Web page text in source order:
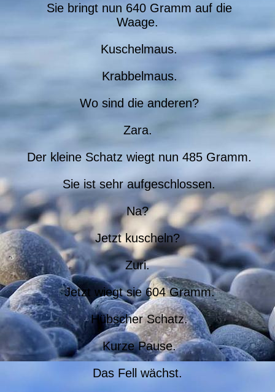
Sie bringt nun 640 Gramm auf die
Waage.
Kuschelmaus.
Krabbelmaus.
Wo sind die anderen?
Zara.
Der kleine Schatz wiegt nun 485 Gramm.
Sie ist sehr aufgeschlossen.
Na?
Jetzt kuscheln?
Zuri.
Jetzt wiegt sie 604 Gramm.
Hübscher Schatz.
Kurze Pause.
Das Fell wächst.